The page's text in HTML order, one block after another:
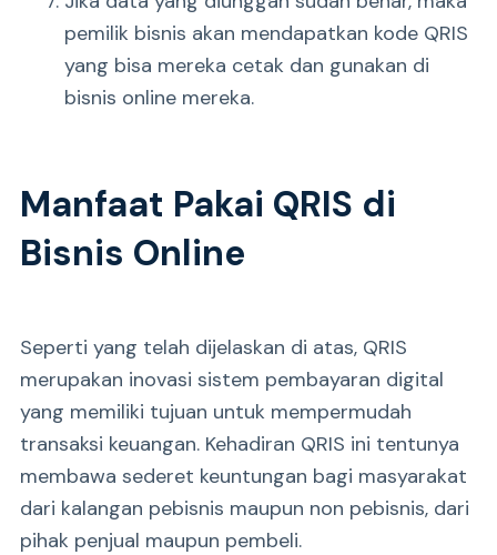
pemilik bisnis akan mendapatkan kode QRIS
yang bisa mereka cetak dan gunakan di
bisnis online mereka.
Manfaat Pakai QRIS di
Bisnis Online
Seperti yang telah dijelaskan di atas, QRIS
merupakan inovasi sistem pembayaran digital
yang memiliki tujuan untuk mempermudah
transaksi keuangan. Kehadiran QRIS ini tentunya
membawa sederet keuntungan bagi masyarakat
dari kalangan pebisnis maupun non pebisnis, dari
pihak penjual maupun pembeli.